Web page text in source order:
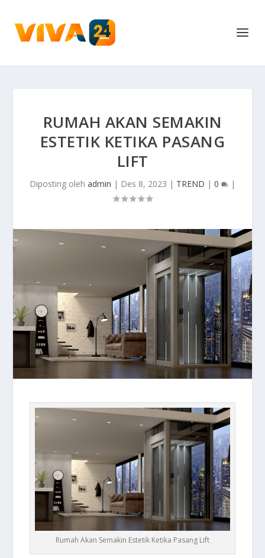
RUMAH AKAN SEMAKIN
ESTETIK KETIKA PASANG
LIFT
Diposting oleh admin | Des 8, 2023 | TREND | 0 |
Rumah Akan Semakin Estetik Ketika Pasang Lift